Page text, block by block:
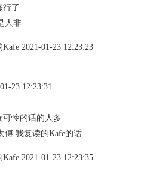
行了
人非
2021-01-23 12:23:23
23 12:23:31
怜的话的人多
傅 我复读的Kafe的话
2021-01-23 12:23:35